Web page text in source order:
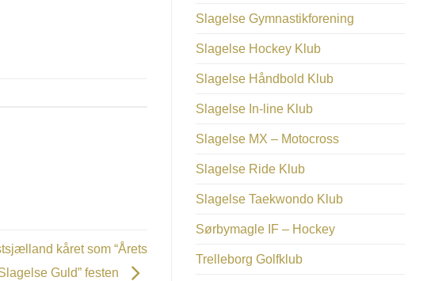
kåret som “Årets
Guld” festen
Slagelse Gymnastikforening
Slagelse Hockey Klub
Slagelse Håndbold Klub
Slagelse In-line Klub
Slagelse MX – Motocross
Slagelse Ride Klub
Slagelse Taekwondo Klub
Sørbymagle IF – Hockey
Trelleborg Golfklub